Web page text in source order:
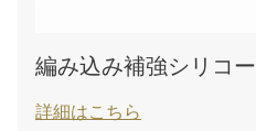
編み込み補強シリコ
詳細はこちら